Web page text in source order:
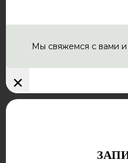
Мы свяжемся с вами
×